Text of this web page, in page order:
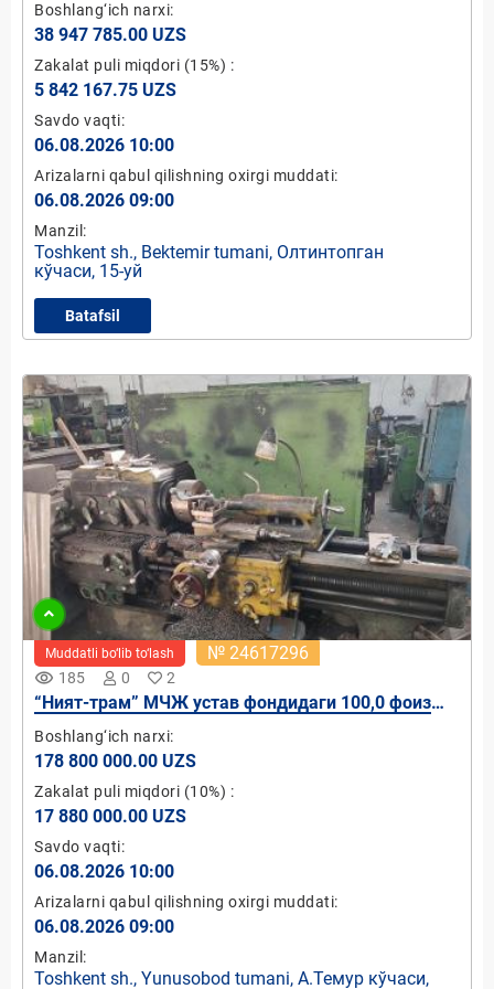
улуши
Boshlang‘ich narxi:
38 947 785.00 UZS
Zakalat puli miqdori (15%) :
5 842 167.75 UZS
Savdo vaqti:
06.08.2026 10:00
Arizalarni qabul qilishning oxirgi muddati:
06.08.2026 09:00
Manzil:
Toshkent sh., Bektemir tumani, Олтинтопган
кўчаси, 15-уй
Batafsil
remove_red_eye 185 0 2
Muddatli bo‘lib to‘lash № 24617296
“Ният-трам” МЧЖ устав фондидаги 100,0 фоиз
давлат улуши
Boshlang‘ich narxi:
178 800 000.00 UZS
Zakalat puli miqdori (10%) :
17 880 000.00 UZS
Savdo vaqti:
06.08.2026 10:00
Arizalarni qabul qilishning oxirgi muddati:
06.08.2026 09:00
Manzil:
Toshkent sh., Yunusobod tumani, А.Темур кўчаси,